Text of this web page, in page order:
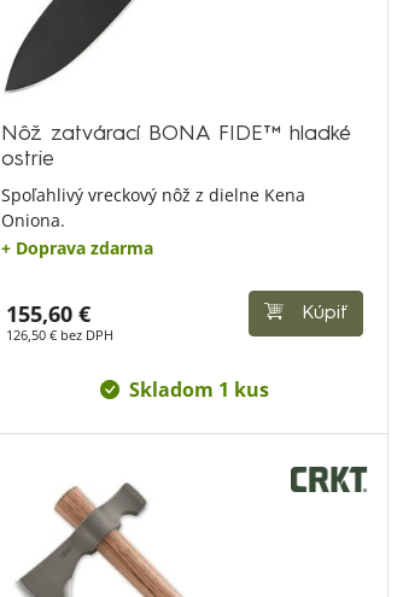
Nôž zatvárací BONA FIDE™ hladké
ostrie
Spoľahlivý vreckový nôž z dielne Kena
Oniona.
+ Doprava zdarma
155,60 €
126,50 € bez DPH
Kúpiť
Skladom 1 kus